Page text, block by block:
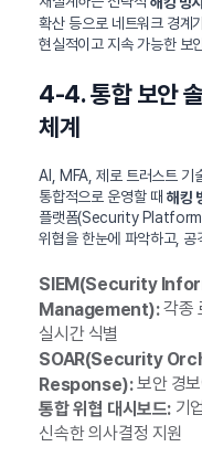
확산 등으로 네트워크 경계
현실적이고 지속 가능한 보
4-4. 통합 보안
체계
AI, MFA, 제로 트러스트 기
통합적으로 운영할 때해킹
플랫폼(Security Platform)
위협을 한눈에 파악하고,
SIEM(Security
Management):각종
실시간 식별
SOAR(Security
Response):보안 경
통합 위협 대시보드:기
신속한 의사결정 지원